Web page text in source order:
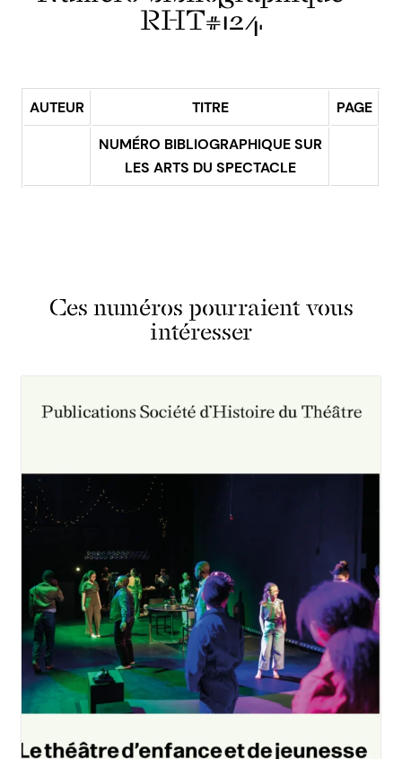
RHT#124
AUTEUR TITRE
PAGE
NUMÉRO BIBLIOGRAPHIQUE SUR
LES ARTS DU SPECTACLE
Ces numéros pourraient vous
intéresser